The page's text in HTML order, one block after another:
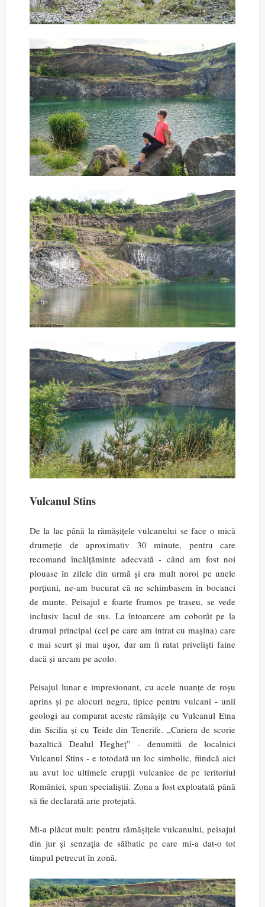
Vulcanul Stins
De la lac până la rămășițele vulcanului se face o mică
drumeție de aproximativ 30 minute, pentru care
recomand încălțăminte adecvată - când am fost noi
plouase în zilele din urmă și era mult noroi pe unele
porțiuni, ne-am bucurat că ne schimbasem în bocanci
de munte. Peisajul e foarte frumos pe traseu, se vede
inclusiv lacul de sus. La întoarcere am coborât pe la
drumul principal (cel pe care am intrat cu mașina) care
e mai scurt și mai ușor, dar am fi ratat priveliști faine
dacă și urcam pe acolo.
Peisajul lunar e impresionant, cu acele nuanțe de roșu
aprins și pe alocuri negru, tipice pentru vulcani - unii
geologi au comparat aceste rămășițe cu Vulcanul Etna
din Sicilia și cu Teide din Tenerife. „Cariera de scorie
bazaltică Dealul Hegheț” - denumită de localnici
Vulcanul Stins - e totodată un loc simbolic, fiindcă aici
au avut loc ultimele erupții vulcanice de pe teritoriul
României, spun specialiștii. Zona a fost exploatată până
să fie declarată arie protejată.
Mi-a plăcut mult: pentru rămășițele vulcanului, peisajul
din jur și senzația de sălbatic pe care mi-a dat-o tot
timpul petrecut în zonă.